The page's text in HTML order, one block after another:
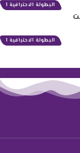
البطولة الاحترافية 1
البطولة الاحترافية 1